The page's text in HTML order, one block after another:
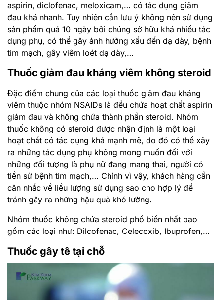
aspirin, diclofenac, meloxicam,… có tác dụng giảm
đau khá nhanh. Tuy nhiên cần lưu ý không nên sử dụng
sản phẩm quá 10 ngày bởi chúng sở hữu khá nhiều tác
dụng phụ, có thể gây ảnh hưởng xấu đến dạ dày, bệnh
tim mạch, gây viêm loét dạ dày,…
Thuốc giảm đau kháng viêm không steroid
Đặc điểm chung của các loại thuốc giảm đau kháng
viêm thuộc nhóm NSAIDs là đều chứa hoạt chất aspirin
giảm đau và không chứa thành phần steroid. Nhóm
thuốc không có steroid được nhận định là một loại
hoạt chất có tác dụng khá mạnh mẽ, do đó có thể xảy
ra những tác dụng phụ không mong muốn đối với
những đối tượng là phụ nữ đang mang thai, người có
tiền sử bệnh tim mạch,… Chính vì vậy, khách hàng cần
cân nhắc về liều lượng sử dụng sao cho hợp lý để
tránh gây ra những hậu quả khó lường.
Nhóm thuốc không chứa steroid phổ biến nhất bao
gồm các loại như: Dilcofenac, Celecoxib, Ibuprofen,…
Thuốc gây tê tại chỗ